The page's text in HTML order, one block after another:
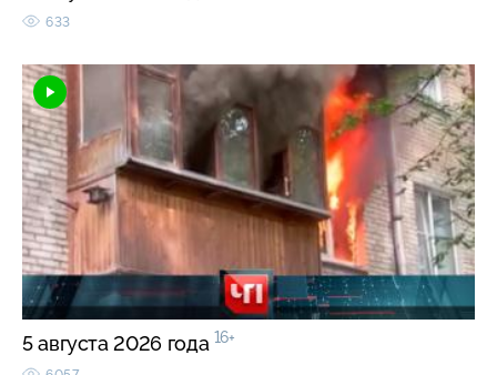
633
5 августа 2026 года 16+